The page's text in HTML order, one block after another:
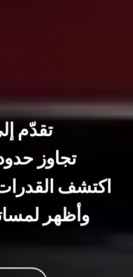
تقدّم
تجاوز
اكتشف
وأظهر